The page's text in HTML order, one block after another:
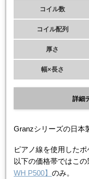
コイル数
コイル配列
厚さ
幅×長さ
詳細
Granzシリーズの日本
ピアノ線を使用した
以下の価格帯ではこの
WH P500】 のみ。